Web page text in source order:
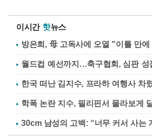
이시간 핫뉴스
방은희, 母 고독사에 오열 "이틀 만
월드컵 예선까지…축구협회, 심판 성
한국 떠난 김지수, 프라하 여행사 차
학폭 논란 지수, 필리핀서 몰라보게